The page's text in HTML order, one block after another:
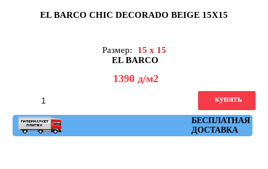
EL BARCO CHIC DECORADO BEIGE 15X15
Размер:
15 x 15
EL BARCO
1390 д/м2
БЕСПЛАТНАЯ
ДОСТАВКА
купить